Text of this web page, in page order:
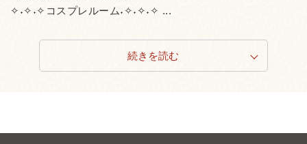
✧˖✧˖✧コスプレルーム˖✧˖✧˖✧ ...
続きを読む